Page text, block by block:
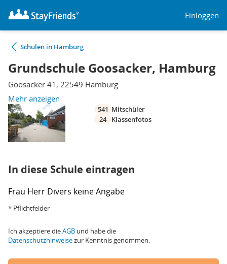
Einloggen
Schulen in Hamburg
Grundschule Goosacker, Hamburg
Goosacker 41, 22549 Hamburg
Mehr anzeigen
541 Mitschüler
24
Klassenfotos
In diese Schule eintragen
Frau Herr Divers keine Angabe
* Pflichtfelder
Ich akzeptiere dieAGB und habe die
Datenschutzhinweisezur Kenntnis genommen.